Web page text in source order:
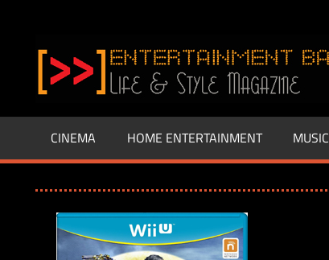
springenBase.de
CINEMA HOME ENTERTAINMENT MUSIC